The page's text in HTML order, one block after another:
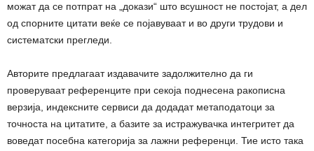
можат да се потпрат на „докази“ што всушност не постојат, а дел
од спорните цитати веќе се појавуваат и во други трудови и
систематски прегледи.
Авторите предлагаат издавачите задолжително да ги
проверуваат референците при секоја поднесена ракописна
верзија, индексните сервиси да додадат метаподатоци за
точноста на цитатите, а базите за истражувачка интегритет да
воведат посебна категорија за лажни референци. Тие исто така